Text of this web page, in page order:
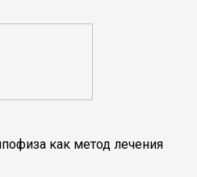
как метод лечения